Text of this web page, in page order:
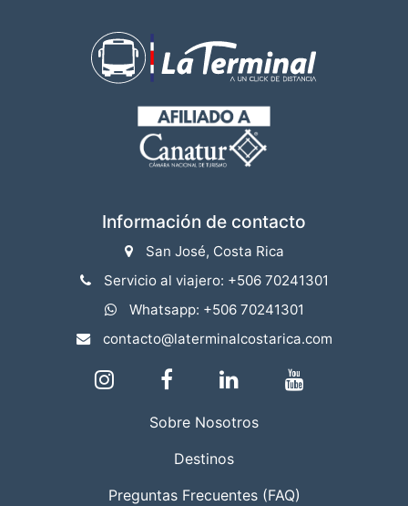
Información de contacto
San José, Costa Rica
Servicio al viajero: +506 70241301
Whatsapp: +506 70241301
contacto@laterminalcostarica.com
Sobre Nosotros
Destinos
Preguntas Frecuentes (FAQ)